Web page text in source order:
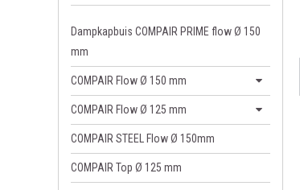
Dampkapbuis COMPAIR PRIME flow Ø 150
mm
COMPAIR Flow Ø 150 mm
COMPAIR Flow Ø 125 mm
COMPAIR STEEL Flow Ø 150mm
COMPAIR Top Ø 125 mm